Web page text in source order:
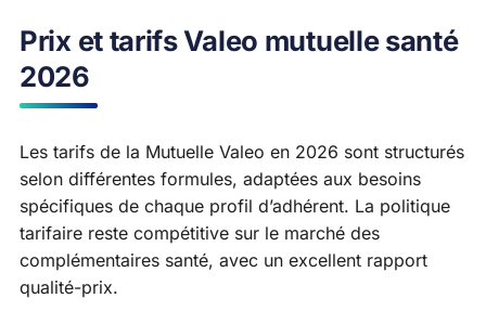
Prix et tarifs Valeo mutuelle santé
2026
Les tarifs de la Mutuelle Valeo en 2026 sont structurés
selon différentes formules, adaptées aux besoins
spécifiques de chaque profil d’adhérent. La politique
tarifaire reste compétitive sur le marché des
complémentaires santé, avec un excellent rapport
qualité-prix.